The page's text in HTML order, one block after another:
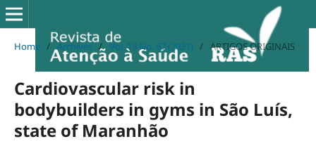
Home / Archives / Vol. 19 No. 67 (2021) / ARTIGOS ORIGINAIS
Cardiovascular risk in
bodybuilders in gyms in São Luís,
state of Maranhão